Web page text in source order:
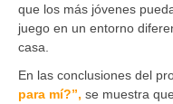
que los más jóvenes
juego en un entorno
casa.
En las conclusiones del
para mí?”, se muestra